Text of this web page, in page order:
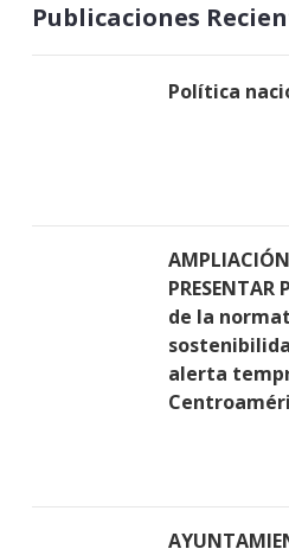
Publicaciones
Política
PRESENTAR
de la
alerta